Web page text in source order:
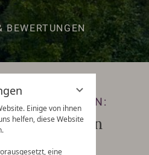
Einige von ihnen
helfen, diese Website
eine
BEWERTUNGEN
VERPASSEN:
anmelden